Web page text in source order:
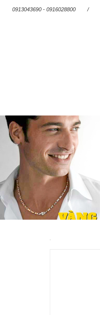
0913043690 - 0916028800 /